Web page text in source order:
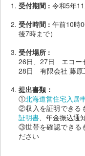
受付期間 : 令和5年
受付時間 :午前10時
後7時まで）
受付場所 :
26日、27日 エコ
28日 有限会社 藤原
提出書類：
①北海道営住宅入居
②収入を証明できる
証明書、年金振込通
③世帯を確認できる
ださい